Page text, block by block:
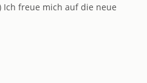
Ich freue mich auf die neue